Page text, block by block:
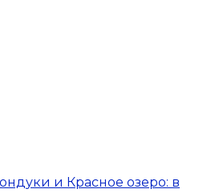
и Красное озеро: в